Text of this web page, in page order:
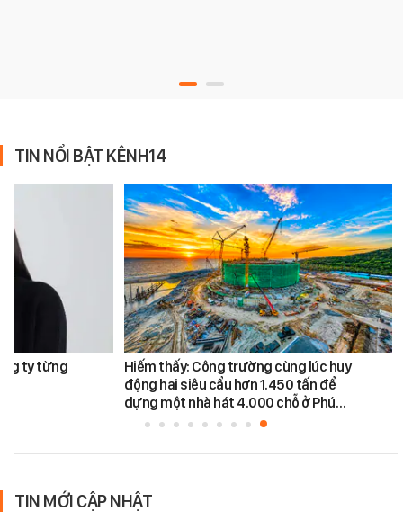
TIN NỔI BẬT KÊNH14
ty từng
Hiếm thấy: Công trường cùng lúc huy
động hai siêu cẩu hơn 1.450 tấn để
dựng một nhà hát 4.000 chỗ ở Phú…
TIN MỚI CẬP NHẬT